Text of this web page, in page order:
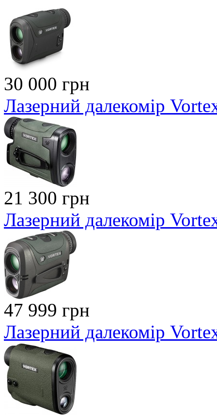
30 000 грн
Лазерний далекомір
21 300 грн
Лазерний далекомір
47 999 грн
Лазерний далекомір